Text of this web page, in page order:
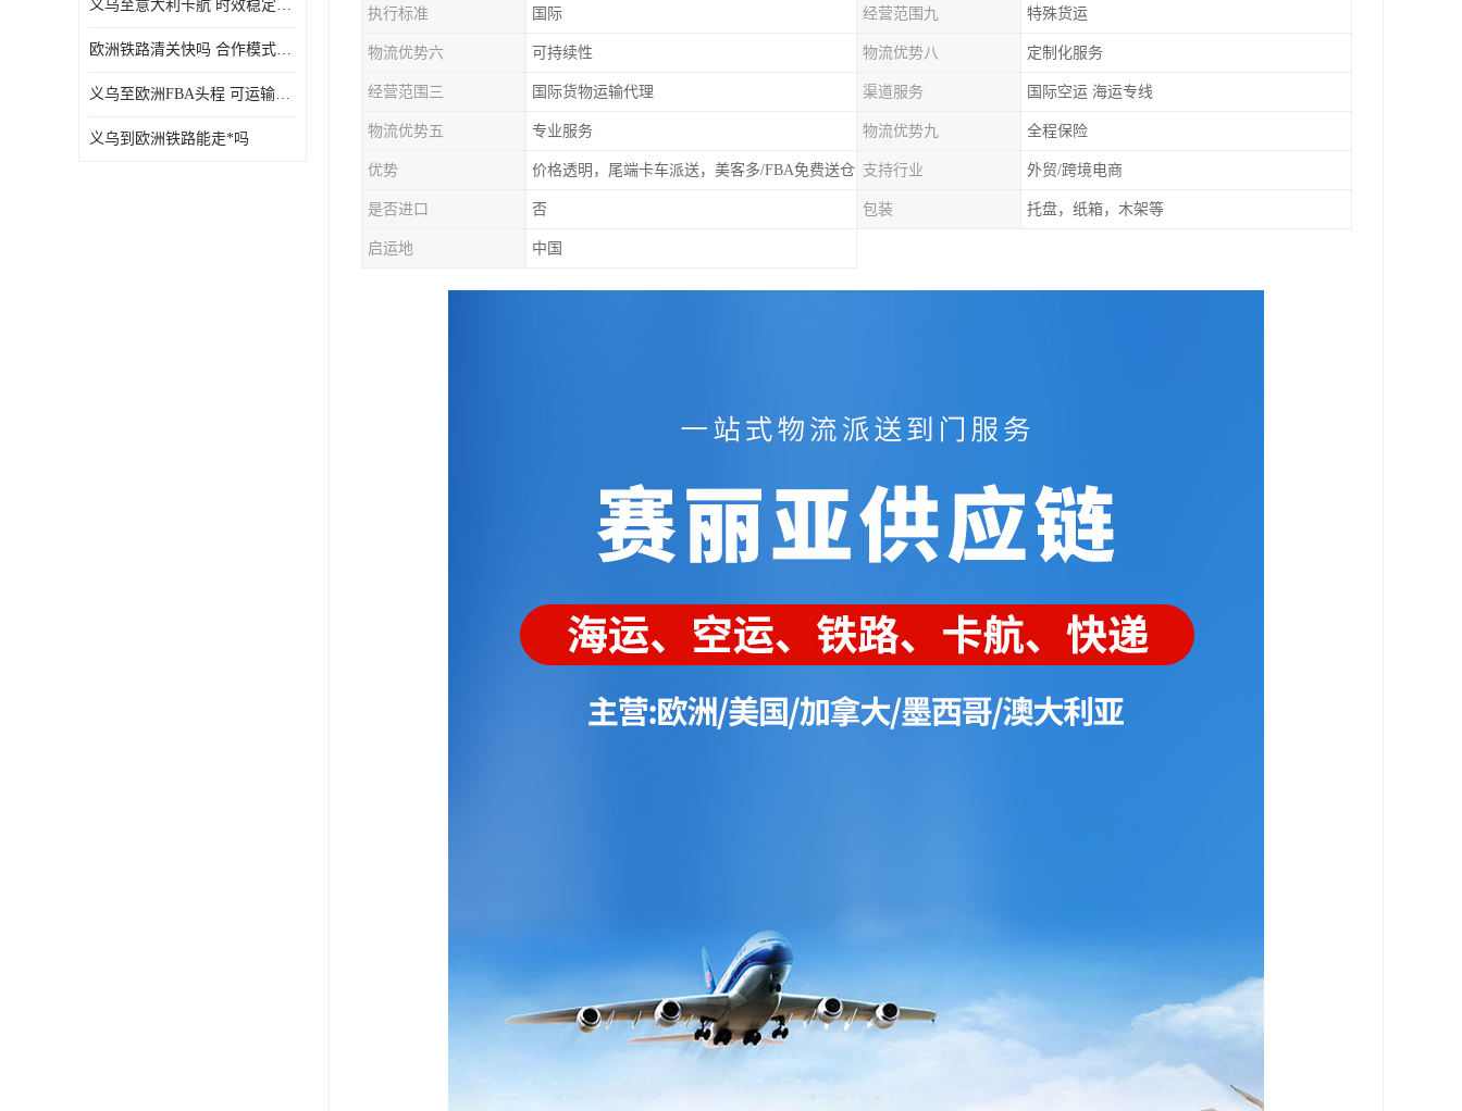
义乌至意大利卡航 时效稳定有保障
欧洲铁路清关快吗 合作模式多样
义乌至欧洲FBA头程 可运输货物种类多
义乌到欧洲铁路能走*吗
执行标准 国际 经营范围九 特殊货运
物流优势六 可持续性 物流优势八 定制化服务
经营范围三 国际货物运输代理 渠道服务 国际空运 海运专线
物流优势五 专业服务 物流优势九 全程保险
优势 价格透明，尾端卡车派送，美客多/FBA免费送仓 支持行业 外贸/跨境电商
是否进口 否 包装 托盘，纸箱，木架等
启运地 中国